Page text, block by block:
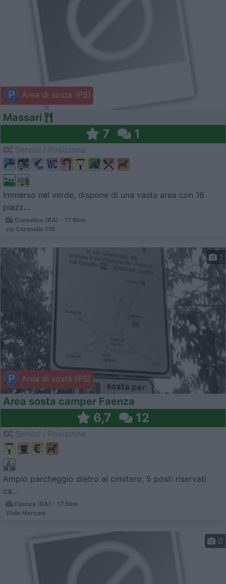
Area di sosta (PS)
Massari
7 1
Immerso nel verde, dispone di una vasta area con 16
piazz...
Conselice (RA) - 17.6km
via Coronella 110
Area di sosta (PS)
1
Area sosta camper Faenza
6,7 12
Ampio parcheggio dietro al cimitero, 5 posti riservati
ca...
Faenza (RA) - 17.6km
Viale Marconi
0